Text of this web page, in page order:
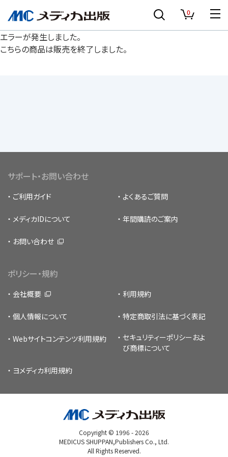
0
エラーが発生しました。
こちらの商品は販売を終了しました。
サポート・お問い合わせ
ご利用ガイド よくあるご質問
メディカIDについて 年間購読のご案内
お問い合わせ
ポリシー・規約
会社概要 利用規約
個人情報について 特定商取引法に基づく表記
Webサイトコンテンツ利用規約 セキュリティーポリシー およ
び商標について
ヨメディカ利用規約
Copyright © 1996 -2026
MEDICUS SHUPPAN,Publishers Co., Ltd.
All Rights Reserved.